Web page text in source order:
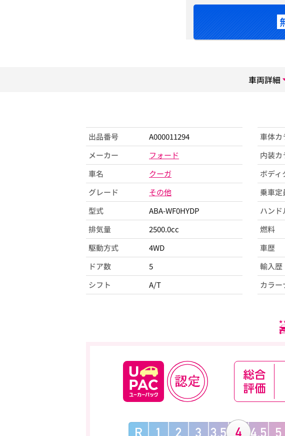
車両詳細
出品番号
A000011294
メーカー
フォード
車名
クーガ
グレード
その他
型式
ABA-WF0HYDP
排気量
2500.0cc
駆動方式
4WD
ドア数
5
シフト
A/T
車体カ
内装カ
ボディ
乗車定
ハンド
燃料
車歴
輸入歴
カラー